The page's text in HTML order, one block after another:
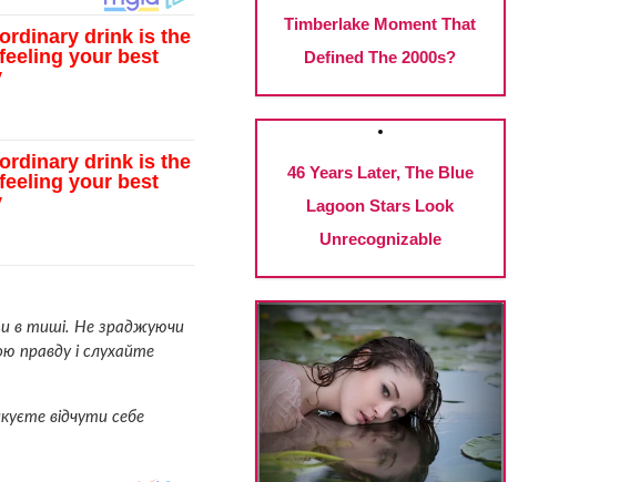
в тиші. Не зраджуючи
правду і слухайте
відчути себе